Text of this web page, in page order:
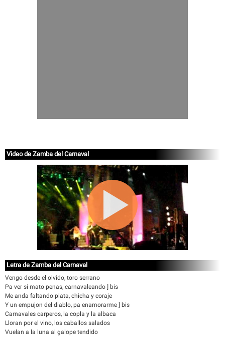
Video de Zamba del Carnaval
Letra de Zamba del Carnaval
Vengo desde el olvido, toro serrano
Pa ver si mato penas, carnavaleando ] bis
Me anda faltando plata, chicha y coraje
Y un empujon del diablo, pa enamorarme ] bis
Carnavales carperos, la copla y la albaca
Lloran por el vino, los caballos salados
Vuelan a la luna al galope tendido